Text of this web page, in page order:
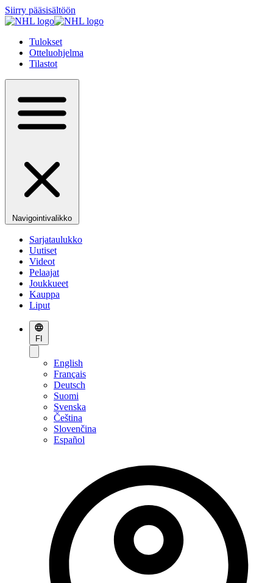
Siirry pääsisältöön
Tulokset
Otteluohjelma
Tilastot
Navigointivalikko
Sarjataulukko
Uutiset
Videot
Pelaajat
Joukkueet
Kauppa
Liput
FI
English
Français
Deutsch
Suomi
Svenska
Čeština
Slovenčina
Español